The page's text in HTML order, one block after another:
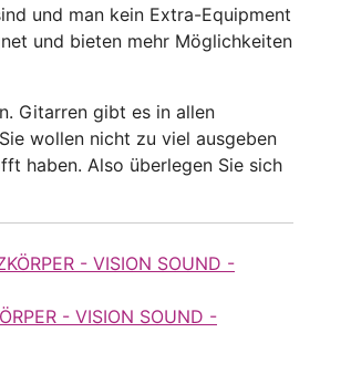
und man kein Extra-Equipment
und bieten mehr Möglichkeiten
Gitarren gibt es in allen
wollen nicht zu viel ausgeben
haben. Also überlegen Sie sich
- VISION SOUND -